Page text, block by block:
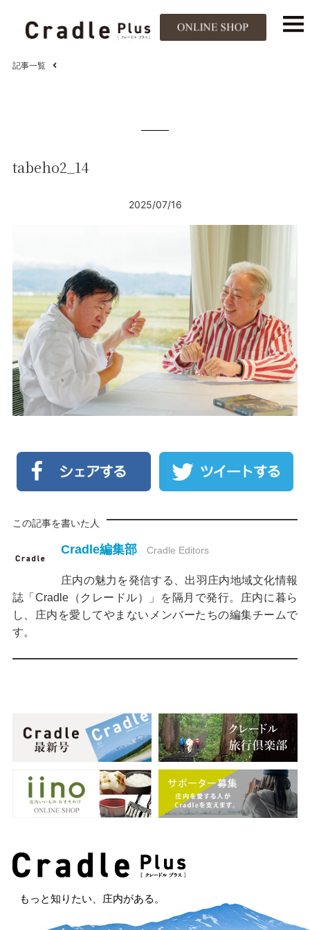
記事一覧
tabeho2_14
2025/07/16
この記事を書いた人
Cradle編集部 Cradle Editors
庄内の魅力を発信する、出羽庄内地域文化情報
誌「Cradle（クレードル）」を隔月で発行。庄内に暮ら
し、庄内を愛してやまないメンバーたちの編集チームで
す。
もっと知りたい、庄内がある。